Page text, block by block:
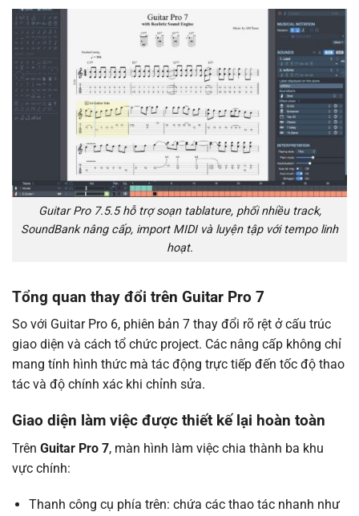
Guitar Pro 7.5.5 hỗ trợ soạn tablature, phối nhiều track,
SoundBank nâng cấp, import MIDI và luyện tập với tempo linh
hoạt.
Tổng quan thay đổi trên Guitar Pro 7
So với Guitar Pro 6, phiên bản 7 thay đổi rõ rệt ở cấu trúc
giao diện và cách tổ chức project. Các nâng cấp không chỉ
mang tính hình thức mà tác động trực tiếp đến tốc độ thao
tác và độ chính xác khi chỉnh sửa.
Giao diện làm việc được thiết kế lại hoàn toàn
Trên Guitar Pro 7, màn hình làm việc chia thành ba khu
vực chính:
Thanh công cụ phía trên: chứa các thao tác nhanh như